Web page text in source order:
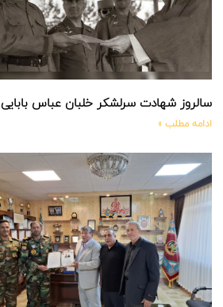
سالروز شهادت سرلشکر خلبان عباس بابایی
ادامه مطلب »